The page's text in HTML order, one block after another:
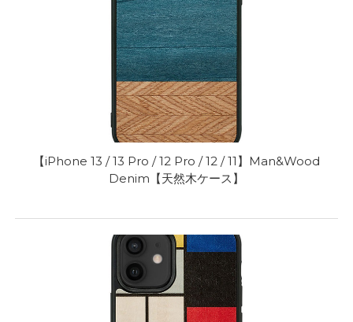
【iPhone 13 / 13 Pro / 12 Pro / 12 / 11】Man&Wood
Denim【天然木ケース】